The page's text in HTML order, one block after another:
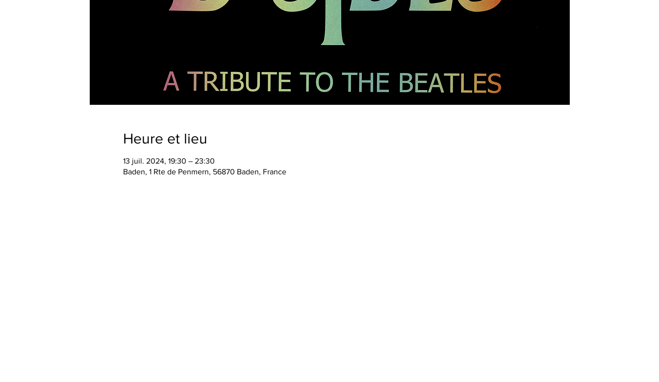
Heure et lieu
13 juil. 2024, 19:30 – 23:30
Baden, 1 Rte de Penmern, 56870 Baden, France